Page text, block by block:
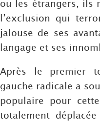
ou les étrangers, ils
l’exclusion qui
jalouse de ses
langage et ses
Après le premier
gauche radicale a
populaire pour
totalement